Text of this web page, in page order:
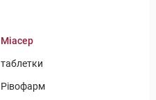
Міасер
таблетки
Рівофарм